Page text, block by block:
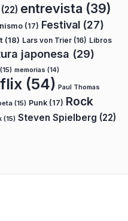
(22) entrevista (39)
(17) Festival (27)
(18) Lars von Trier (16) Libros
japonesa (29)
(15) memorias (14)
(54) Paul Thomas
(15) Punk (17) Rock
(15) Steven Spielberg (22)